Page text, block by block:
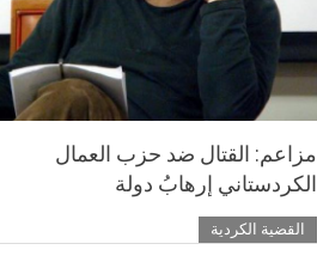
مزاعم: القتال ضد حزب العمال
الكردستاني إرهابُ دولة
القضية الكردية